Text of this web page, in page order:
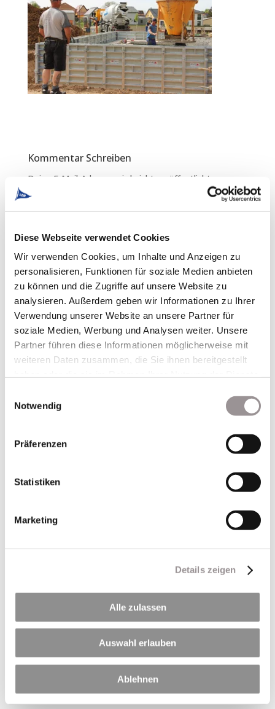
Diese Webseite verwendet Cookies
Wir verwenden Cookies, um Inhalte und Anzeigen zu
personalisieren, Funktionen für soziale Medien anbieten
zu können und die Zugriffe auf unsere Website zu
analysieren. Außerdem geben wir Informationen zu Ihrer
Verwendung unserer Website an unsere Partner für
soziale Medien, Werbung und Analysen weiter. Unsere
Partner führen diese Informationen möglicherweise mit
weiteren Daten zusammen, die Sie ihnen bereitgestellt
Notwendig
Präferenzen
Statistiken
Marketing
Details zeigen
Alle zulassen
Auswahl erlauben
Ablehnen
Kommentar Schreiben
Deine E-Mail-Adresse wird nicht veröffentlicht.
Erforderliche Felder sind mit
Neueste Beiträge
Per Klick geht´s hier zu unseren Terminen in 2026
🏊🚴🏃 Triathlon am Hörblacher Baggersee – Sport,
Betonieren bei heißen Temperaturen
LZR ist Mitglied im Biodiversitätsbündnis Mainfranken
120 Jahre LZR
Neueste Kommentare
Kategorien